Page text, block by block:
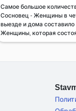
Самое большое
Сосновец - Женщины в
выезде и дома составило
Женщины, которая